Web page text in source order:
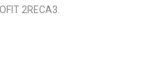
2RECA3.